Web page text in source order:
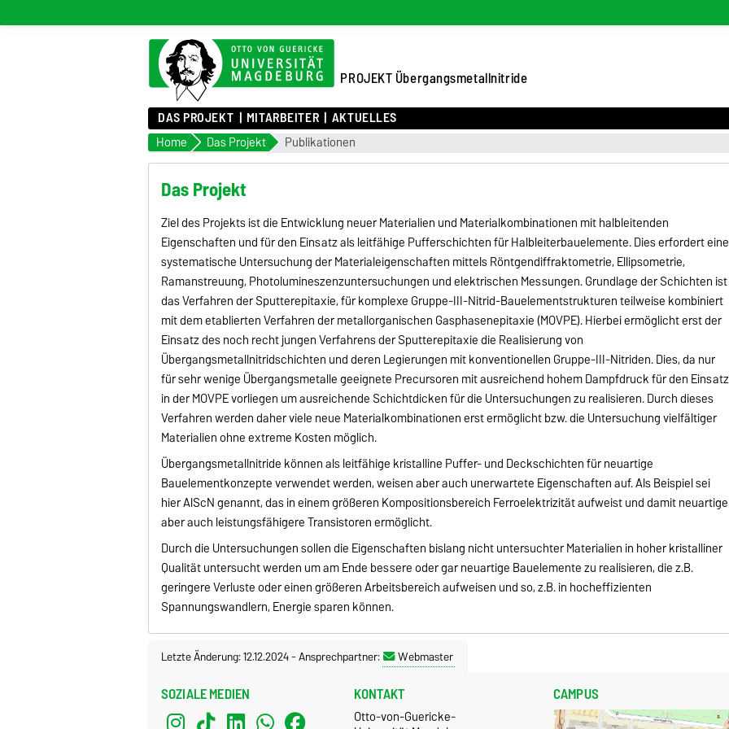
PROJEKT Übergangsmetallnitride
DAS PROJEKT MITARBEITER AKTUELLES
Home Das Projekt Publikationen
Das Projekt
Ziel des Projekts ist die Entwicklung neuer Materialien und Materialkombinationen mit halbleitenden
Eigenschaften und für den Einsatz als leitfähige Pufferschichten für Halbleiterbauelemente. Dies erfordert eine
systematische Untersuchung der Materialeigenschaften mittels Röntgendiffraktometrie, Ellipsometrie,
Ramanstreuung, Photolumineszenzuntersuchungen und elektrischen Messungen. Grundlage der Schichten ist
das Verfahren der Sputterepitaxie, für komplexe Gruppe-III-Nitrid-Bauelementstrukturen teilweise kombiniert
mit dem etablierten Verfahren der metallorganischen Gasphasenepitaxie (MOVPE). Hierbei ermöglicht erst der
Einsatz des noch recht jungen Verfahrens der Sputterepitaxie die Realisierung von
Übergangsmetallnitridschichten und deren Legierungen mit konventionellen Gruppe-III-Nitriden. Dies, da nur
für sehr wenige Übergangsmetalle geeignete Precursoren mit ausreichend hohem Dampfdruck für den Einsatz
in der MOVPE vorliegen um ausreichende Schichtdicken für die Untersuchungen zu realisieren. Durch dieses
Verfahren werden daher viele neue Materialkombinationen erst ermöglicht bzw. die Untersuchung vielfältiger
Materialien ohne extreme Kosten möglich.
Übergangsmetallnitride können als leitfähige kristalline Puffer- und Deckschichten für neuartige
Bauelementkonzepte verwendet werden, weisen aber auch unerwartete Eigenschaften auf. Als Beispiel sei
hier AlScN genannt, das in einem größeren Kompositionsbereich Ferroelektrizität aufweist und damit neuartige
aber auch leistungsfähigere Transistoren ermöglicht.
Durch die Untersuchungen sollen die Eigenschaften bislang nicht untersuchter Materialien in hoher kristalliner
Qualität untersucht werden um am Ende bessere oder gar neuartige Bauelemente zu realisieren, die z.B.
geringere Verluste oder einen größeren Arbeitsbereich aufweisen und so, z.B. in hocheffizienten
Spannungswandlern, Energie sparen können.
Letzte Änderung: 12.12.2024-Ansprechpartner: Webmaster
SOZIALE MEDIEN KONTAKT
Otto-von-Guericke-
CAMPUS